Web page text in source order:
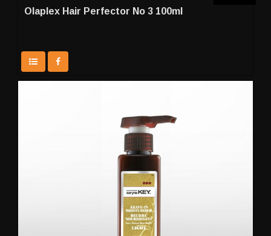
Olaplex Hair Perfector Νο 3 100ml